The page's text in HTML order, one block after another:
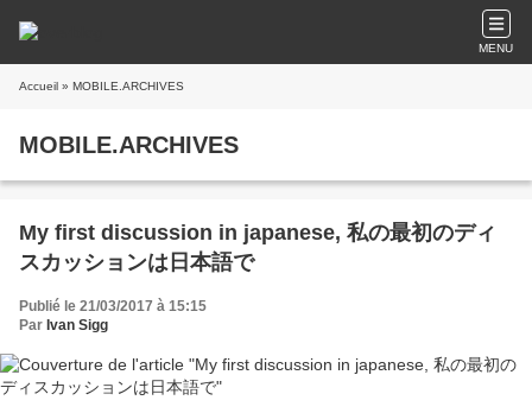
MENU
Accueil » MOBILE.ARCHIVES
MOBILE.ARCHIVES
My first discussion in japanese, 私の最初のディ
スカッションは日本語で
Publié le 21/03/2017 à 15:15
Par Ivan Sigg